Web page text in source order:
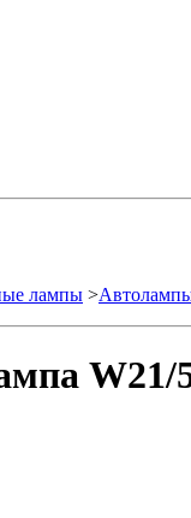
лампы >